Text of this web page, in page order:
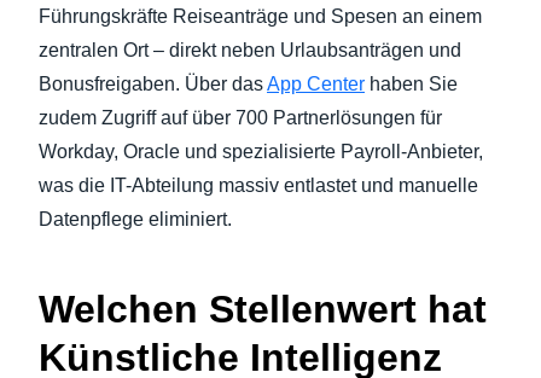
Führungskräfte Reiseanträge und Spesen an einem
zentralen Ort – direkt neben Urlaubsanträgen und
Bonusfreigaben. Über dasApp Center haben Sie
zudem Zugriff auf über 700 Partnerlösungen für
Workday, Oracle und spezialisierte Payroll-Anbieter,
was die IT-Abteilung massiv entlastet und manuelle
Datenpflege eliminiert.
Welchen Stellenwert hat
Künstliche Intelligenz